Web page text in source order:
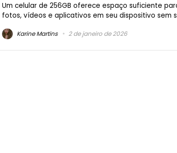
Um celular de 256GB oferece espaço suficiente
fotos, vídeos e aplicativos em seu dispositivo sem
Karine Martins 2 de janeiro de 2026